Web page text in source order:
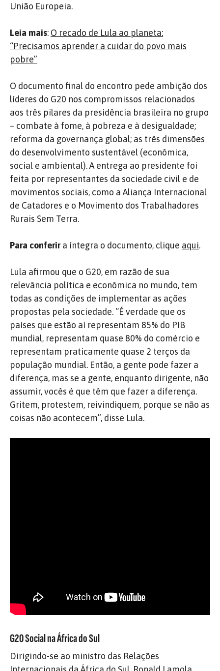
União Europeia.
Leia mais: O recado de Lula ao planeta:
“Precisamos aprender a cuidar do povo mais
pobre”
O documento final do encontro pede ambição dos
líderes do G20 nos compromissos relacionados
aos três pilares da presidência brasileira no grupo
– combate à fome, à pobreza e à desigualdade;
reforma da governança global; as três dimensões
do desenvolvimento sustentável (econômica,
social e ambiental). A entrega ao presidente foi
feita por representantes da sociedade civil e de
movimentos sociais, como a Aliança Internacional
de Catadores e o Movimento dos Trabalhadores
Rurais Sem Terra.
Para conferira íntegra o documento, clique aqui.
Lula afirmou que o G20, em razão de sua
relevância política e econômica no mundo, tem
todas as condições de implementar as ações
propostas pela sociedade. “É verdade que os
países que estão aí representam 85% do PIB
mundial, representam quase 80% do comércio e
representam praticamente quase 2 terços da
população mundial. Então, a gente pode fazer a
diferença, mas se a gente, enquanto dirigente, não
assumir, vocês é que têm que fazer a diferença.
Gritem, protestem, reivindiquem, porque se não as
coisas não acontecem”, disse Lula.
G20 Social na África do Sul
Dirigindo-se ao ministro das Relações